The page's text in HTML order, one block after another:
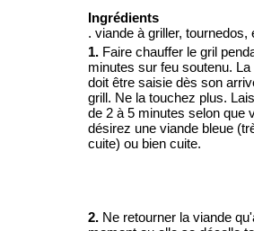
Ingrédients
. viande à griller, tournedos,
1. Faire chauffer le gril
minutes sur feu soutenu. La
doit être saisie dès son
grill. Ne la touchez plus.
de 2 à 5 minutes selon que
désirez une viande bleue
cuite) ou bien cuite.
2. Ne retourner la viande